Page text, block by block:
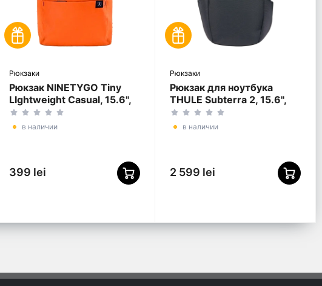
Рюкзаки
Рюкзак NINETYGO Tiny
LIghtweight Casual, 15.6",
Полиэстер 600D,
Оранжевый
в наличии
399 lei
Рюкзаки
Рюкзак для ноутбука
THULE Subterra 2, 15.6",
Dark Slate
в наличии
2 599 lei